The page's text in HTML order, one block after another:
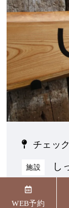
チェッ
施設 し
〒656-1727
WEB予約